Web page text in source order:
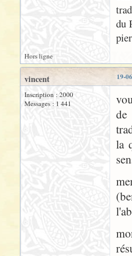
du
Hors ligne
19-
vincent
Inscription : 2000
Messages : 1 441
de
la